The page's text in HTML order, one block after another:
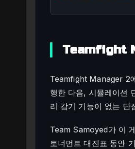
Teamfight
Teamfight Manager 2
행한 다음, 시뮬레이션
리 감기 기능이 없는 단
Team Samoyed가 이
토너먼트 대진표 동안